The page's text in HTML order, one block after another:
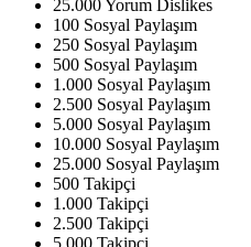
25.000 Yorum Dislikes
100 Sosyal Paylaşım
250 Sosyal Paylaşım
500 Sosyal Paylaşım
1.000 Sosyal Paylaşım
2.500 Sosyal Paylaşım
5.000 Sosyal Paylaşım
10.000 Sosyal Paylaşım
25.000 Sosyal Paylaşım
500 Takipçi
1.000 Takipçi
2.500 Takipçi
5.000 Takipçi